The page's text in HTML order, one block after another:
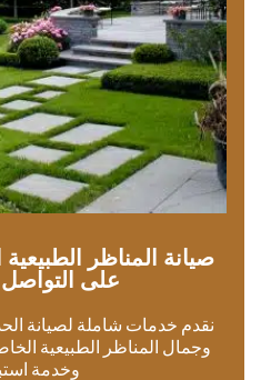
صيانة المناظر
على التواصل
نقدم خدمات شاملة لصيانة
وجمال المناظر الطبيعية
وخدمة